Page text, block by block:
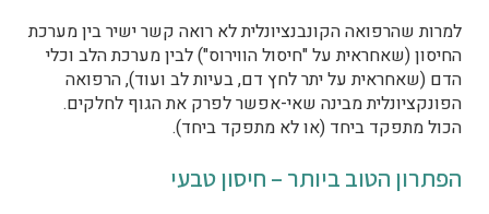
למרות שהרפואה הקונבנציונלית לא רואה קשר ישיר בין מערכת
החיסון (שאחראית על "חיסול הווירוס") לבין מערכת הלב וכלי
הדם (שאחראית על יתר לחץ דם, בעיות לב ועוד), הרפואה
הפונקציונלית מבינה שאי-אפשר לפרק את הגוף לחלקים.
הכול מתפקד ביחד (או לא מתפקד ביחד).
הפתרון הטוב ביותר – חיסון טבעי